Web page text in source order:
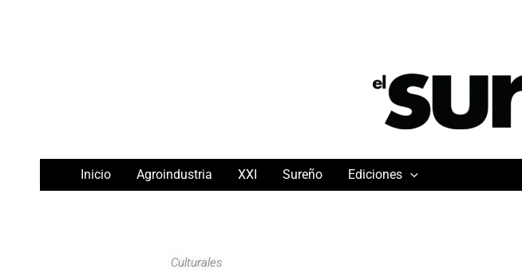
Inicio Agroindustria XXI Sureño Ediciones
Culturales